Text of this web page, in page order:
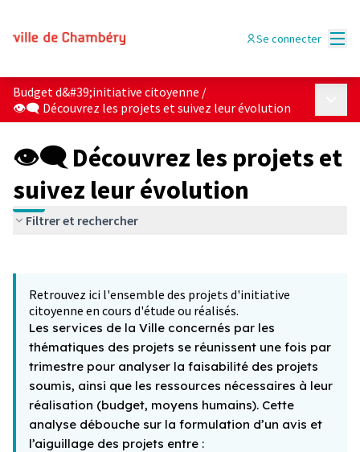
Se connecter
Budget d&#39;initiative citoyenne /
👁‍🗨 Découvrez les projets et suivez leur évolution
👁‍🗨 Découvrez les projets et
suivez leur évolution
Filtrer et rechercher
−
Retrouvez ici l'ensemble des projets d'initiative
citoyenne en cours d'étude ou réalisés.
Les services de la Ville concernés par les
thématiques des projets se réunissent une fois par
trimestre pour analyser la faisabilité des projets
soumis, ainsi que les ressources nécessaires à leur
réalisation (budget, moyens humains). Cette
analyse débouche sur la formulation d’un avis et
l’aiguillage des projets entre :